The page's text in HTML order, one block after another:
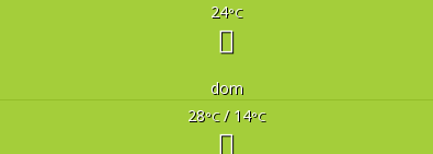
24°C
dom
28°C/ 14°C